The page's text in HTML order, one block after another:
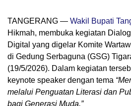
TANGERANG — Wakil Bupati
Hikmah, membuka kegiatan
Digital yang digelar Komite
di Gedung Serbaguna (GSG)
(19/5/2026). Dalam kegiatan
keynote speaker dengan tema
melalui Penguatan Literasi dan
bagi Generasi Muda.”